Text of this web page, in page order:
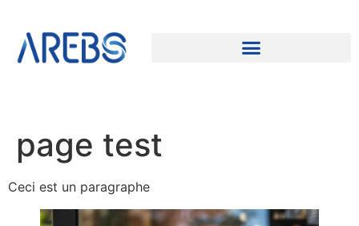
page test
Ceci est un paragraphe